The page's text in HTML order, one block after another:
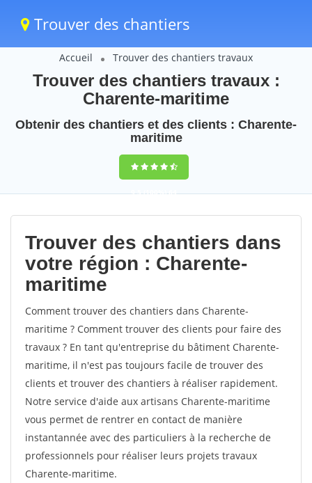
Trouver des chantiers
Accueil Trouver des chantiers travaux
Trouver des chantiers travaux :
Charente-maritime
Obtenir des chantiers et des clients : Charente-
maritime
9,5(100%)64
votes
Trouver des chantiers dans
votre région : Charente-
maritime
Comment trouver des chantiers dans Charente-
maritime ? Comment trouver des clients pour faire des
travaux ? En tant qu'entreprise du bâtiment Charente-
maritime, il n'est pas toujours facile de trouver des
clients et trouver des chantiers à réaliser rapidement.
Notre service d'aide aux artisans Charente-maritime
vous permet de rentrer en contact de manière
instantannée avec des particuliers à la recherche de
professionnels pour réaliser leurs projets travaux
Charente-maritime.